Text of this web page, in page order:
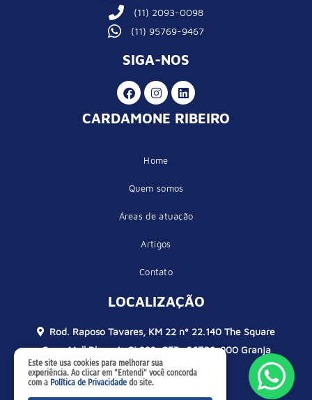
(11) 2093-0098
(11) 95769-9467
SIGA-NOS
CARDAMONE RIBEIRO
Home
Quem somos
Áreas de atuação
Artigos
Contato
LOCALIZAÇÃO
Rod. Raposo Tavares, KM 22 nº 22.140 The Square
Open Mall Bloco A, Cj 323, CEP: 06709-900 Granja
Viana – Cotia / SP
Este site usa cookies para melhorar sua
experiência. Ao clicar em "Entendi" você concorda
com a Política de Privacidade do site.